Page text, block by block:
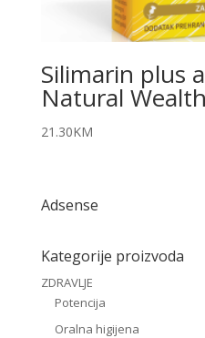
Silimarin plus
Natural Wealth
21.30KM
Adsense
Kategorije proizvoda
ZDRAVLJE
Potencija
Oralna higijena